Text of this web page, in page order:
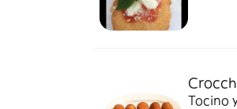
Tocino